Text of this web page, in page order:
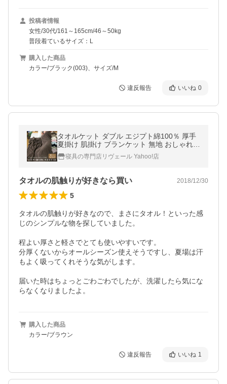
投稿者情報
女性/30代/161～165cm/46～50kg
普段着ているサイズ：L
購入した商品
カラー/ブラック(003)、サイズ/M
違反報告 いいね 0
タオルケット ダブル エジプト綿100％ 厚手
夏掛け 肌掛け ブランケット 無地 おしゃれ
オールシーズン ポイント利用
寝具の専門店リヴェール Yahoo!店
タオルの肌触りが好きなら買い 2018/12/30
5
タオルの肌触りが好きなので、まさにタオル！といった感
じのシンプルな物を探していました。
程よい厚さと軽さでとても使いやすいです。
分厚くないからオールシーズン使えそうですし、夏場は汗
もよく吸ってくれそうな気がします。
届いた時はちょっとごわごわでしたが、洗濯したら気にな
らなくなりましたよ。
購入した商品
カラー/ブラウン
違反報告 いいね 1